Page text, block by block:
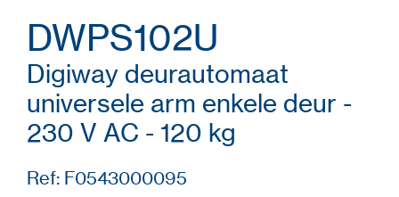
DWPS102U
Digiway deurautomaat
universele arm enkele deur -
230 V AC - 120 kg
Ref: F0543000095